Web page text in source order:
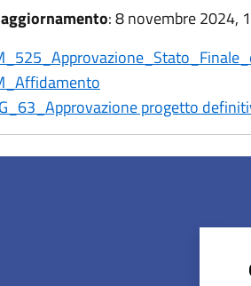
: 8 novembre 2024,
progetto